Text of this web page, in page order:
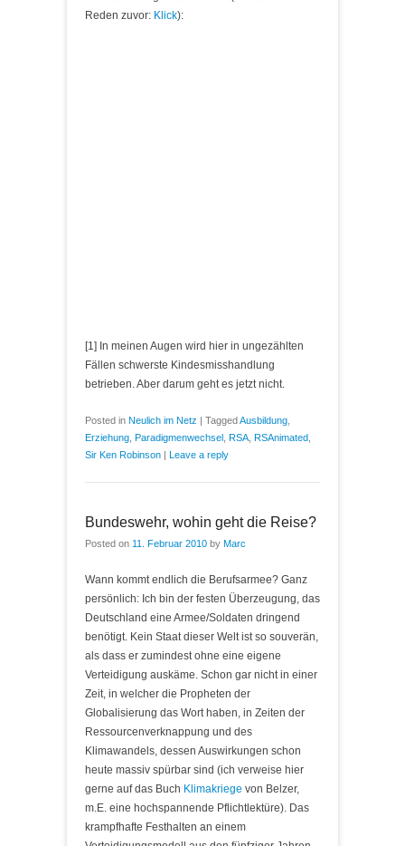
Reden zuvor: Klick):
[1] In meinen Augen wird hier in ungezählten
Fällen schwerste Kindesmisshandlung
betrieben. Aber darum geht es jetzt nicht.
Posted in Neulich im Netz | TaggedAusbildung
Erziehung Paradigmenwechsel RSA RSAnimated
Sir Ken Robinson | Leave a reply
Bundeswehr, wohin geht die Reise?
Posted on 11. Februar 2010 by Marc
Wann kommt endlich die Berufsarmee? Ganz
persönlich: Ich bin der festen Überzeugung, das
Deutschland eine Armee/Soldaten dringend
benötigt. Kein Staat dieser Welt ist so souverän,
als dass er zumindest ohne eine eigene
Verteidigung auskäme. Schon gar nicht in einer
Zeit, in welcher die Propheten der
Globalisierung das Wort haben, in Zeiten der
Ressourcenverknappung und des
Klimawandels, dessen Auswirkungen schon
heute massiv spürbar sind (ich verweise hier
gerne auf das Buch Klimakriege von Belzer,
m.E. eine hochspannende Pflichtlektüre). Das
krampfhafte Festhalten an einem